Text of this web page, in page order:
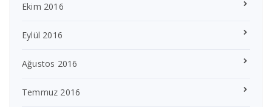
Ekim 2016
Eylül 2016
Ağustos 2016
Temmuz 2016